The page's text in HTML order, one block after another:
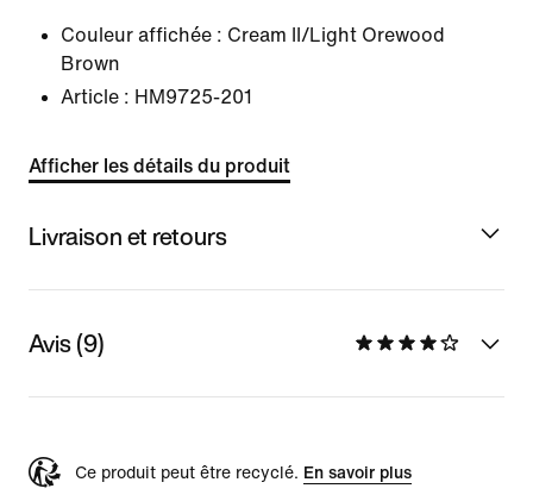
Couleur affichée : Cream II/Light Orewood
Brown
Article : HM9725-201
Afficher les détails du produit
Livraison et retours
Avis (9)
Ce produit peut être recyclé. En savoir plus